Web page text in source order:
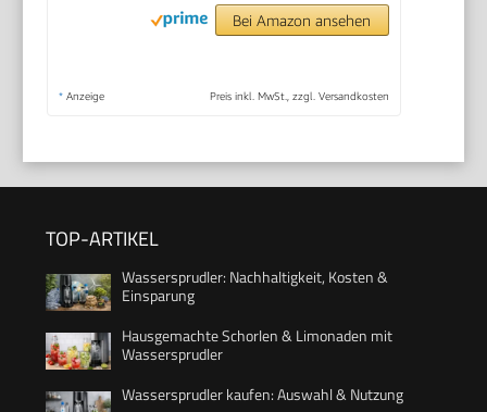
Bei Amazon ansehen
* Anzeige Preis inkl. MwSt., zzgl. Versandkosten
TOP-ARTIKEL
Wassersprudler: Nachhaltigkeit, Kosten &
Einsparung
Hausgemachte Schorlen & Limonaden mit
Wassersprudler
Wassersprudler kaufen: Auswahl & Nutzung